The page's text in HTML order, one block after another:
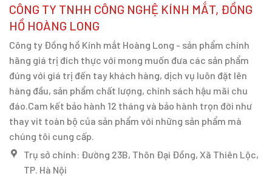
CÔNG TY TNHH CÔNG NGHỆ KÍNH MẮT, ĐỒNG
HỒ HOÀNG LONG
Công ty Đồng hồ Kính mắt Hoàng Long - sản phẩm chính
hãng giá trị đích thực với mong muốn đưa các sản phẩm
đúng với giá trị đến tay khách hàng, dịch vụ luôn đặt lên
hàng đầu, sản phẩm chất lượng, chính sách hậu mãi chu
đáo.Cam kết bảo hành 12 tháng và bảo hành trọn đời như
thay vít toàn bộ của sản phẩm với những sản phẩm mà
chúng tôi cung cấp.
Trụ sở chính: Đường 23B, Thôn Đại Đồng, Xã Thiên Lộc,
TP. Hà Nội